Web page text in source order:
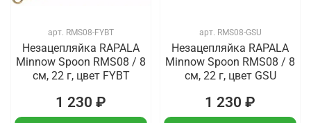
арт. RMS08-FYBT
Незацепляйка RAPALA
Minnow Spoon RMS08 / 8
см, 22 г, цвет FYBT
1 230 ₽
арт. RMS08-GSU
Незацепляйка RAPALA
Minnow Spoon RMS08 / 8
см, 22 г, цвет GSU
1 230 ₽